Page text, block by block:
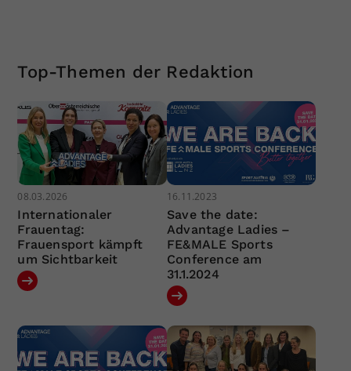
Top-Themen der Redaktion
08.03.2026
Internationaler
Frauentag:
Frauensport kämpft
um Sichtbarkeit
16.11.2023
Save the date:
Advantage Ladies –
FE&MALE Sports
Conference am
31.1.2024